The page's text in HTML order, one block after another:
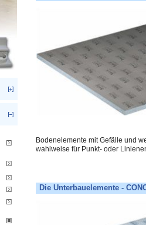
Bodenelemente mit Gefälle und
wahlweise für Punkt- oder
Die Unterbauelemente -